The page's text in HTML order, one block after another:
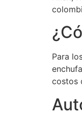
Para
costos